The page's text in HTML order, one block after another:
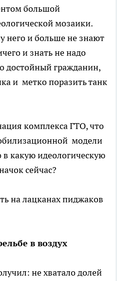
большой
мозаики.
него и больше не знают
и знать не надо
достойный гражданин,
и метко поразить танк
комплекса ГТО, что
модели
в какую идеологическую
сейчас?
на лацканах пиджаков
в воздух
не хватало долей